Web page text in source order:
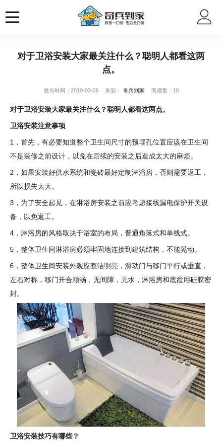
对于卫浴安装大家最关注什么？聪明人都看这两
点。
发布时间：2019-03-26 来源： 奇兵到家 阅读量：10
对于卫浴安装大家最关注什么？聪明人都看这两点。
卫浴安装注意事项
1，首先，有必要知道整个卫生间尺寸的预埋孔位置应该在卫生间
不是装修之前设计，以免在后续的安装之后造成太大的麻烦。
2，如果安装好供水系统和瓷砖最好定制淋浴房，否则需要返工，
所以损失太大。
3，为了安全起见，在淋浴房安装之前应考虑接线漏电保护开关设
备，以免返工。
4，淋浴房的风格取决于浴室的布局，普通角落式和单线式。
5，整体卫生间淋浴房必须牢固地连接到建筑结构，不能晃动。
6，整体卫生间安装外观应整洁明亮，滑动门与移门平行或垂直，
左右对称，移门开合顺畅，无间隙，无水，淋浴房和底盆用硅胶密
封。
卫浴安装技巧有哪些？